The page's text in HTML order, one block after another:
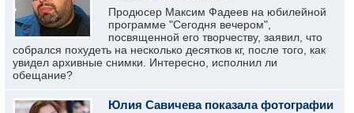
Продюсер Максим Фадеев на юбилейной
программе "Сегодня вечером",
посвященной его творчеству, заявил, что
собрался похудеть на несколько десятков кг, после того, как
увидел архивные снимки. Интересно, исполнил ли
обещание?
Юлия Савичева показала фотографии